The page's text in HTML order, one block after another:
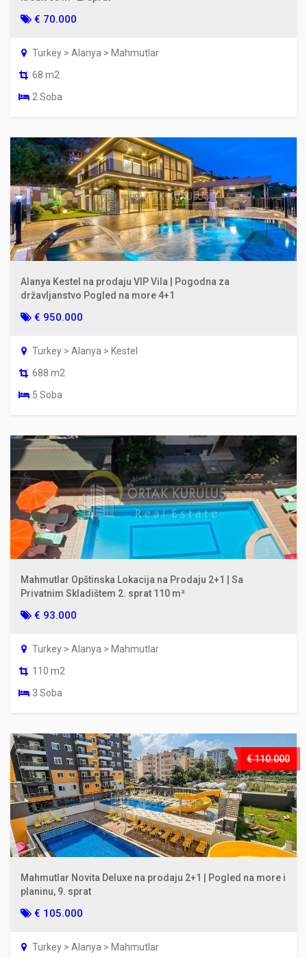
€ 70.000
Turkey > Alanya > Mahmutlar
68 m2
2 Soba
Alanya Kestel na prodaju VIP Vila | Pogodna za
državljanstvo Pogled na more 4+1
€ 950.000
Turkey > Alanya > Kestel
688 m2
5 Soba
Mahmutlar Opštinska Lokacija na Prodaju 2+1 | Sa
Privatnim Skladištem 2. sprat 110 m²
€ 93.000
Turkey > Alanya > Mahmutlar
110 m2
3 Soba
€ 110.000
Mahmutlar Novita Deluxe na prodaju 2+1 | Pogled na more i
planinu, 9. sprat
€ 105.000
Turkey > Alanya > Mahmutlar